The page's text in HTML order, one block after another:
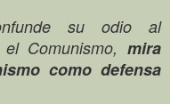
su odio al
Comunismo, mira
como defensa